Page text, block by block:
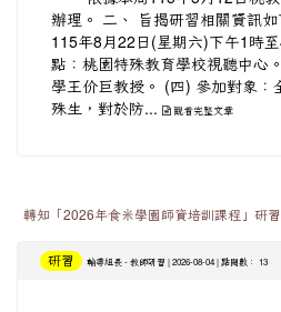
辦理。 二、 旨揭研習相關資訊如
115年8月22日(星期六)下午1時
點：桃園特殊教育學校視聽中心
學王价巨教授。 (四) 參加對象：
殊生，對於防...
觀看完整文章
轉知「2026年食米學園師資培訓課程」研
研習 輔導組長 - 教師研習 | 2026-08-04 | 點閱數： 13